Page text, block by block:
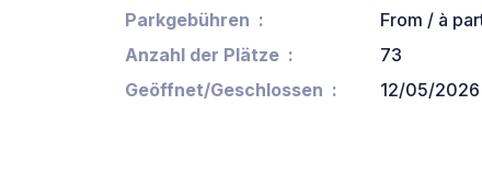
Parkgebühren
From / à
Anzahl der Plätze
73
Geöffnet/Geschlossen
12/05/